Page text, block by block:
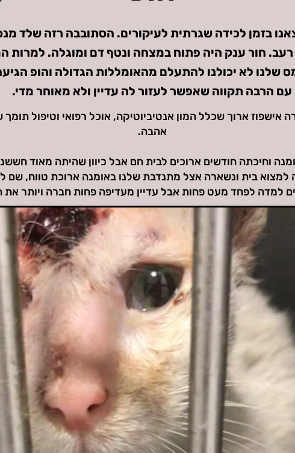
בזמן לכידה שגרתית לעיקורים. הסתובבה רזה שלד
רעב. חור ענק היה פתוח במצחה ונטף דם ומוגלה. למרות
שלנו לא יכולנו להתעלם מהאומללות הגדולה והופ
עם הרבה תקווה שאפשר לעזור לה עדיין ולא מאוחר מדי.
אישפוז ארוך שכלל המון אנטיביוטיקה, אוכל רפואי וטיפול תומך
אהבה.
וחיכתה חודשים ארוכים לבית חם אבל כיוון שהיתה מאוד
למצוא בית ונשארה אצל מתנדבת שלנו באומנה ארוכת טווח, שם
למדה לפחד מעט פחות אבל עדיין מעדיפה פחות חברה ויותר